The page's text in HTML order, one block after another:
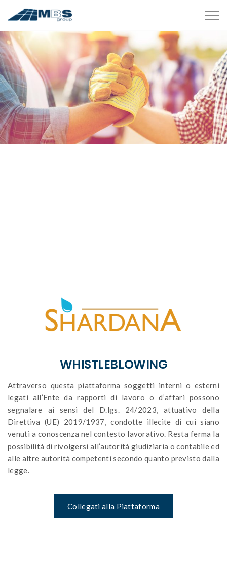
WHISTLEBLOWING
Attraverso questa piattaforma soggetti interni o esterni
legati all’Ente da rapporti di lavoro o d’affari possono
segnalare ai sensi del D.lgs. 24/2023, attuativo della
Direttiva (UE) 2019/1937, condotte illecite di cui siano
venuti a conoscenza nel contesto lavorativo. Resta ferma la
possibilità di rivolgersi all’autorità giudiziaria o contabile ed
alle altre autorità competenti secondo quanto previsto dalla
legge.
Collegati alla Piattaforma